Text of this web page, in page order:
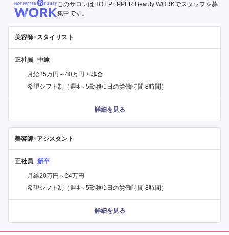
このサロンはHOT PEPPER Beauty WORKでスタッフを募
集中です。
美容師×スタイリスト
正社員
月給25万円～40万円 + 歩合
希望シフト制（週4～5勤務/1日の労働時間 8時間）
詳細を見る
美容師×アシスタント
正社員
月給20万円～24万円
希望シフト制（週4～5勤務/1日の労働時間 8時間）
詳細を見る